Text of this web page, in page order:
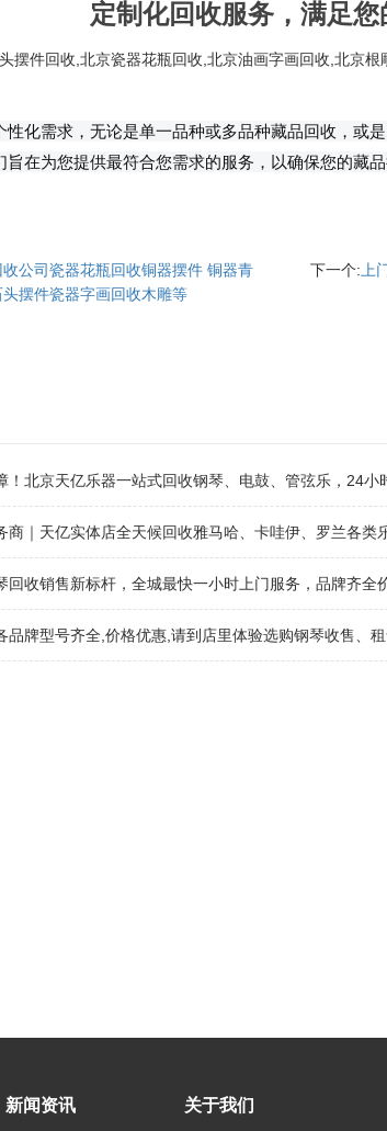
定制化回收服务，满足您
摆件回收,北京瓷器花瓶回收,北京油画字画回收,北京
化需求，无论是单一品种或多品种藏品回收，或
在为您提供最符合您需求的服务，以确保您的藏品
公司瓷器花瓶回收铜器摆件 铜器青
摆件瓷器字画回收木雕等
下一个: 上
！北京天亿乐器一站式回收钢琴、电鼓、管弦乐，24
商｜天亿实体店全天候回收雅马哈、卡哇伊、罗兰各类
回收销售新标杆，全城最快一小时上门服务，品牌齐全
牌型号齐全,价格优惠,请到店里体验选购钢琴收售、
新闻资讯 关于我们